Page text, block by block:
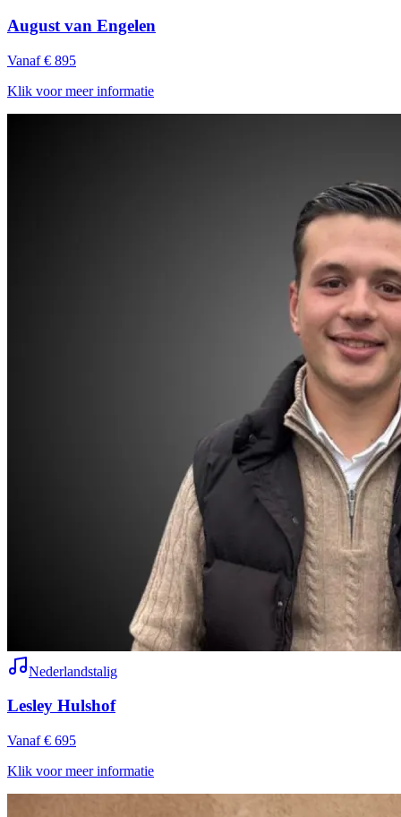
August van Engelen
Vanaf € 895
Klik voor meer informatie
Nederlandstalig
Lesley Hulshof
Vanaf € 695
Klik voor meer informatie